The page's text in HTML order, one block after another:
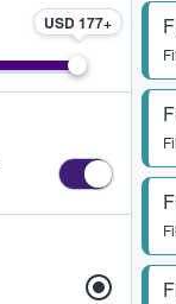
USD 177